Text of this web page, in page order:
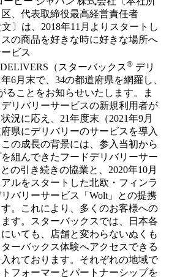
、代表取締役最高経営責任者
文〕は、2018年11月よりスタートし
の商品を好きな時に好きな場所へ
ビス
DELIVERS（スターバックス® デリ
6月末で、34の都道府県を網羅し、
ることをお知らせいたします。ま
リバリーサービスの新規利用者が
況に応え、21年度末（2021年9月
県にデリバリーのサービスを導入
の成長の背景には、参入当初から
組んできたフードデリバリーサー
の引き続きの協業と、2020年10月
ルをスタートした北欧・フィンラ
バリーサービス「Wolt」との提携
。これにより、多くのお客様への
す。スターバックスでは、日本各
いても、店舗と変わらないぬくも
ーバックス体験へアクセスできる
れております。それぞれの地域で
フォーマーとパートナーシップを